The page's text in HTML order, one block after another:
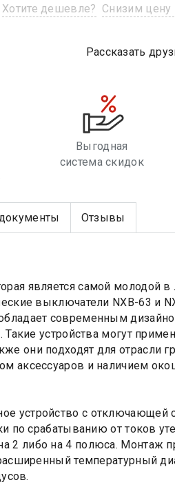
Хотите дешевле? Снизим цену
Рассказать
Выгодная
система скидок
Отзывы
является самой молодой
выключатели NXB-63 и
обладает современным
устройства могут
они подходят для отрасли
аксессуаров и наличием
устройство с отключающей
по срабатыванию от токов
либо на 4 полюса. Монтаж
температурный